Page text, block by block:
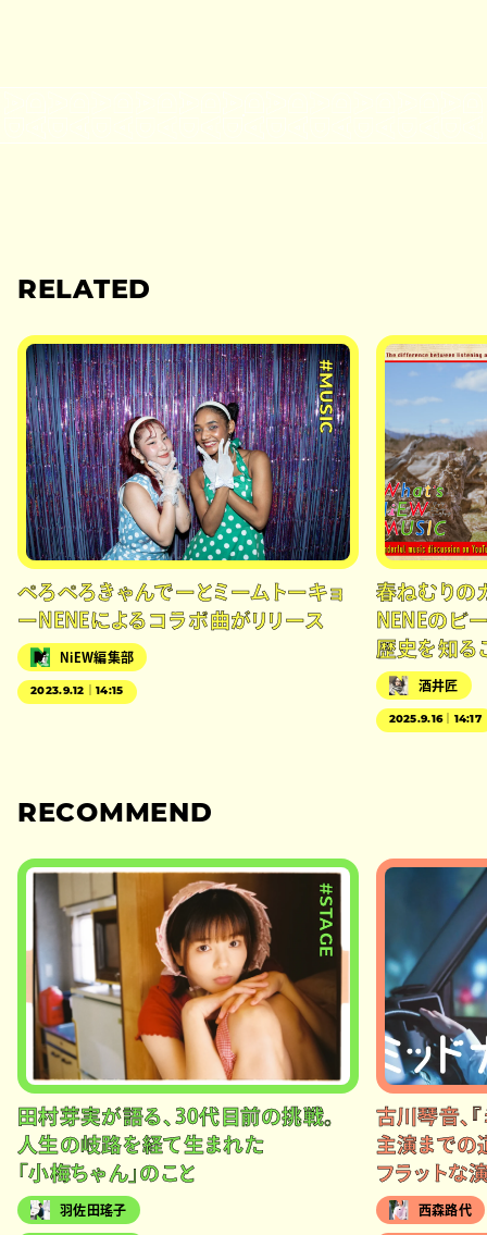
RELATED
#MUSIC
ぺろぺろきゃんでーとミームトーキョ
ーNENEによるコラボ曲がリリース
NiEW編集部
2023.9.12｜14:15
春ねむりの
NENEのビ
歴史を知る
酒井匠
2025.9.16｜14:17
RECOMMEND
#STAGE
田村芽実が語る、30代目前の挑戦。
人生の岐路を経て生まれた
「小梅ちゃん」のこと
羽佐田瑤子
古川琴音、
主演までの
フラットな
西森路代